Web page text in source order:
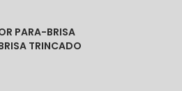
PARA-BRISA
TRINCADO